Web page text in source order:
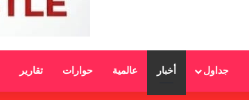
جداول أخبار عالمية حوارات تقارير